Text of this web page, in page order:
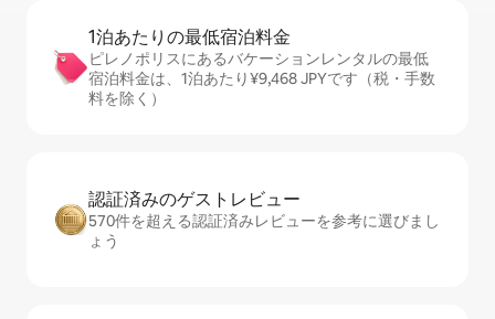
1泊あたりの最⁠低⁠宿⁠泊⁠料⁠金
ピレノポリスにあるバケーションレンタルの最低
宿泊料金は、1泊あたり¥9,468 JPYです（税・手数
料を除く）
認証済みのゲ⁠ス⁠ト⁠レ⁠ビ⁠ュ⁠ー
570件を超える認証済みレビューを参考に選びまし
ょう